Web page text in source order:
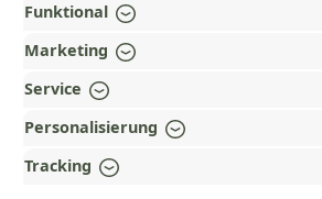
ZAHLUNGS- UND VERSANDARTEN
AUSGEZEICHNET UND ZERTIFIZIERT!
UNSERE COMMUNITIES
Funktional
Marketing
Service
Personalisierung
Tracking